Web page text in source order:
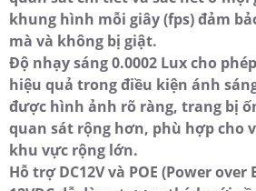
khung hình mỗi giây (fps) đảm
mà và không bị giật.
Độ nhạy sáng 0.0002 Lux cho
hiệu quả trong điều kiện ánh
được hình ảnh rõ ràng, trang bị
quan sát rộng hơn, phù hợp cho
khu vực rộng lớn.
Hỗ trợ DC12V và POE (Power